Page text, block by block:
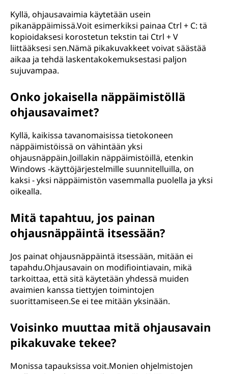
Kyllä, ohjausavaimia käytetään usein
pikanäppäimissä.Voit esimerkiksi painaa Ctrl + C: tä
kopioidaksesi korostetun tekstin tai Ctrl + V
liittääksesi sen.Nämä pikakuvakkeet voivat säästää
aikaa ja tehdä laskentakokemuksestasi paljon
sujuvampaa.
Onko jokaisella näppäimistöllä
ohjausavaimet?
Kyllä, kaikissa tavanomaisissa tietokoneen
näppäimistöissä on vähintään yksi
ohjausnäppäin.Joillakin näppäimistöillä, etenkin
Windows -käyttöjärjestelmille suunnitelluilla, on
kaksi - yksi näppäimistön vasemmalla puolella ja yksi
oikealla.
Mitä tapahtuu, jos painan
ohjausnäppäintä itsessään?
Jos painat ohjausnäppäintä itsessään, mitään ei
tapahdu.Ohjausavain on modifiointiavain, mikä
tarkoittaa, että sitä käytetään yhdessä muiden
avaimien kanssa tiettyjen toimintojen
suorittamiseen.Se ei tee mitään yksinään.
Voisinko muuttaa mitä ohjausavain
pikakuvake tekee?
Monissa tapauksissa voit.Monien ohjelmistojen